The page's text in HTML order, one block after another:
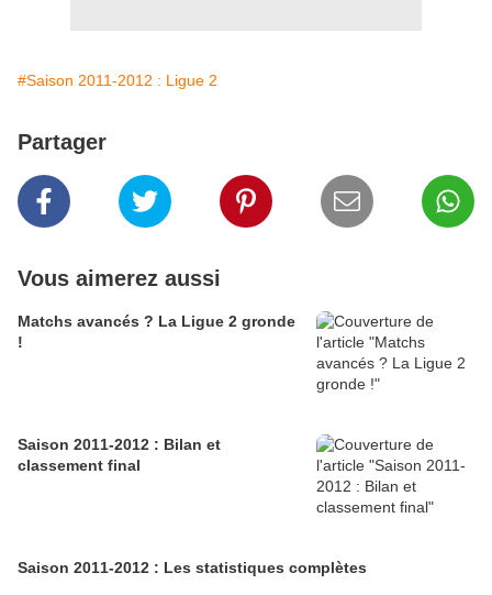
#Saison 2011-2012 : Ligue 2
Partager
Vous aimerez aussi
Matchs avancés ? La Ligue 2 gronde
!
Saison 2011-2012 : Bilan et
classement final
Saison 2011-2012 : Les statistiques complètes